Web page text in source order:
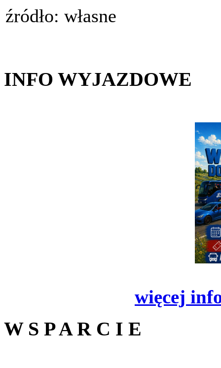
źródło: własne
INFO WYJAZDOWE
więcej
W S P A R C I E